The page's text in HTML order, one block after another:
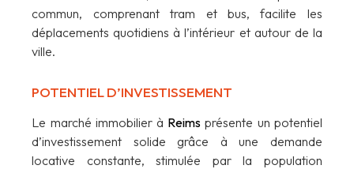
commun, comprenant tram et bus, facilite les
déplacements quotidiens à l’intérieur et autour de la
ville.
POTENTIEL D’INVESTISSEMENT
Le marché immobilier à Reims présente un potentiel
d’investissement solide grâce à une demande
locative constante, stimulée par la population